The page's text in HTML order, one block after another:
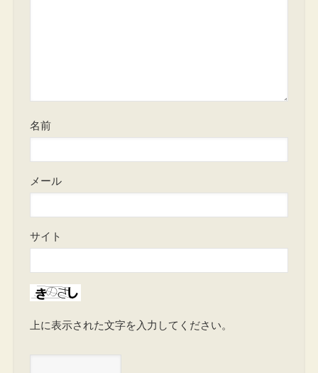
名前
メール
サイト
上に表示された文字を入力してください。